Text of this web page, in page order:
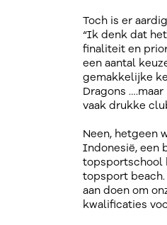
Toch is er
“Ik denk dat
finaliteit en
een aantal
gemakkelijke
Dragons
vaak drukke
Neen, hetgeen
Indonesië, een
topsportschool
topsport
aan doen om
kwalificaties